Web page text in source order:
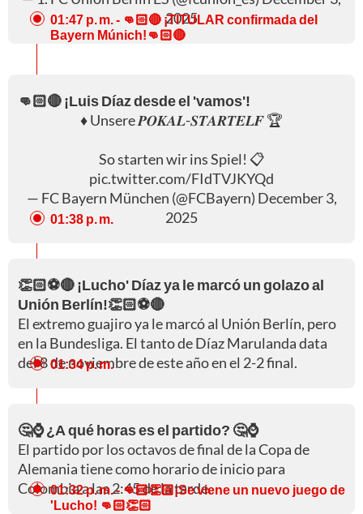
2025
01:47 p. m.- 👊🏻🔴 ¡TITULAR confirmada del
Bayern Múnich!👊🏻🔴
👊🏻🔴 ¡Luis Díaz desde el 'vamos'!
♦️ Unsere 𝑷𝑶𝑲𝑨𝑳-𝑺𝑻𝑨𝑹𝑻𝑬𝑳𝑭 🏆
So starten wir ins Spiel! 📋
pic.twitter.com/FIdTVJKYQd
— FC Bayern München (@FCBayern) December 3,
2025
01:38 p. m.
👏🏻⚽🔴 ¡Lucho' Díaz ya le marcó un golazo al
Unión Berlín!👏🏻⚽🔴
El extremo guajiro ya le marcó al Unión Berlín, pero
en la Bundesliga. El tanto de Díaz Marulanda data
del 8 de noviembre de este año en el 2-2 final.
01:34 p. m.
🤔⌚ ¿A qué horas es el partido? 🤔⌚
El partido por los octavos de final de la Copa de
Alemania tiene como horario de inicio para
Colombia a las 2:45 de la tarde.
01:32 p. m.- 👊🏻👏🏻¡Se viene un nuevo juego de
'Lucho! 👊🏻👏🏻